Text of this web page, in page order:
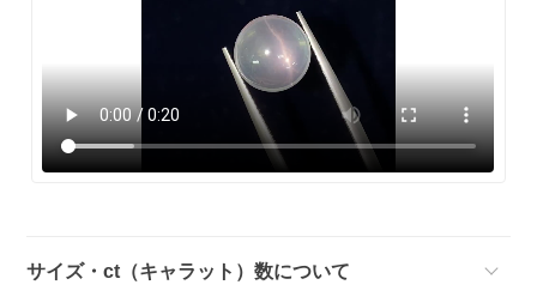
サイズ・ct（キャラット）数について